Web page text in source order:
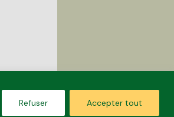
Refuser Accepter tout